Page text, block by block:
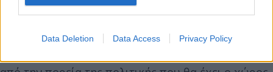
Data Deletion Data Access Privacy Policy
«Μεταβατικός αρχηγός ο Κασσελάκης»
Όσον αφορά για την παραμονή του στο κόμμα ο